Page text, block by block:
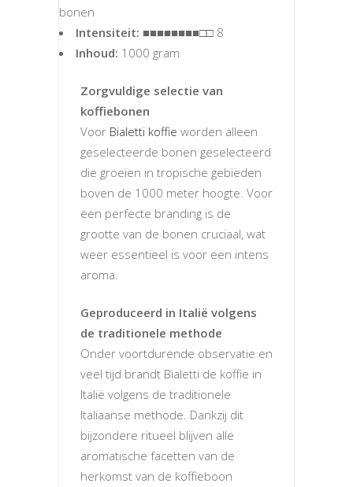
bonen
Intensiteit: ■■■■■■■■□□ 8
Inhoud: 1000 gram
Zorgvuldige selectie van
koffiebonen
Voor Bialetti koffie worden alleen
geselecteerde bonen geselecteerd
die groeien in tropische gebieden
boven de 1000 meter hoogte. Voor
een perfecte branding is de
grootte van de bonen cruciaal, wat
weer essentieel is voor een intens
aroma.
Geproduceerd in Italië volgens
de traditionele methode
Onder voortdurende observatie en
veel tijd brandt Bialetti de koffie in
Italië volgens de traditionele
Italiaanse methode. Dankzij dit
bijzondere ritueel blijven alle
aromatische facetten van de
herkomst van de koffieboon